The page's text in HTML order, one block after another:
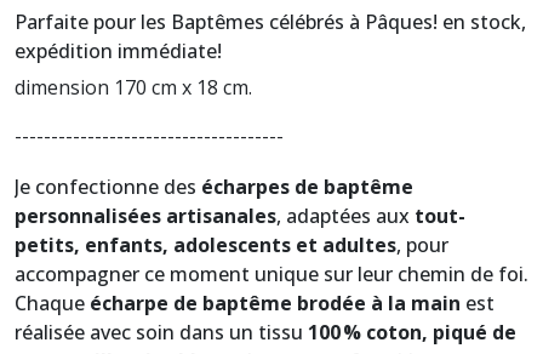
Parfaite pour les Baptêmes célébrés à Pâques! en stock,
expédition immédiate!
dimension 170 cm x 18 cm.
-------------------------------------
Je confectionne des écharpes de baptême
personnalisées artisanales, adaptées aux tout-
petits, enfants, adolescents et adultes, pour
accompagner ce moment unique sur leur chemin de foi.
Chaque écharpe de baptême brodée à la main est
réalisée avec soin dans un tissu 100 % coton, piqué de